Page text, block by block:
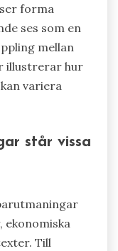
forma
ses som en
mellan
illustrerar hur
variera
står vissa
ekonomiska
Till